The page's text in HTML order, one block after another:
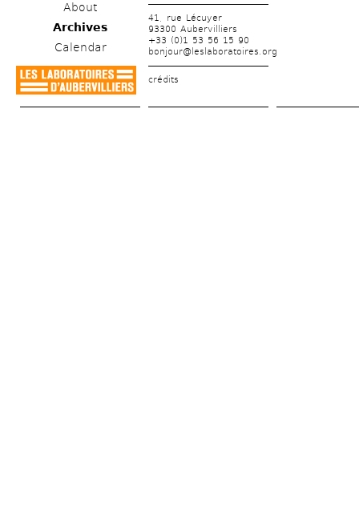
About
Archives
Calendar
41, rue Lécuyer
93300 Aubervilliers
+33 (0)1 53 56 15 90
bonjour@leslaboratoires.org
crédits